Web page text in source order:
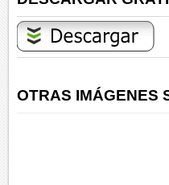
OTRAS IMÁGENES